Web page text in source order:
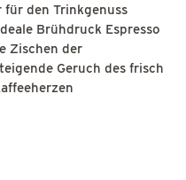
für den Trinkgenuss
Brühdruck Espresso
Zischen der
Geruch des frisch